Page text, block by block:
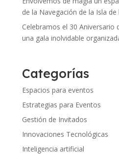
de la Navegación de la Isla de
Celebramos el 30 Aniversario
una gala inolvidable
Categorías
Espacios para eventos
Estrategias para Eventos
Gestión de Invitados
Innovaciones Tecnológicas
Inteligencia artificial